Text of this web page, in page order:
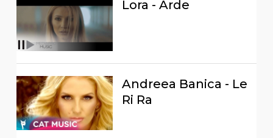
Lora - Arde
Andreea Banica - Le
Ri Ra